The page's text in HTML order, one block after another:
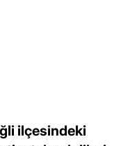
ilçesindeki